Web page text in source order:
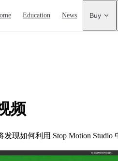
Education News Buy
频
现如何利用 Stop Motion Studio